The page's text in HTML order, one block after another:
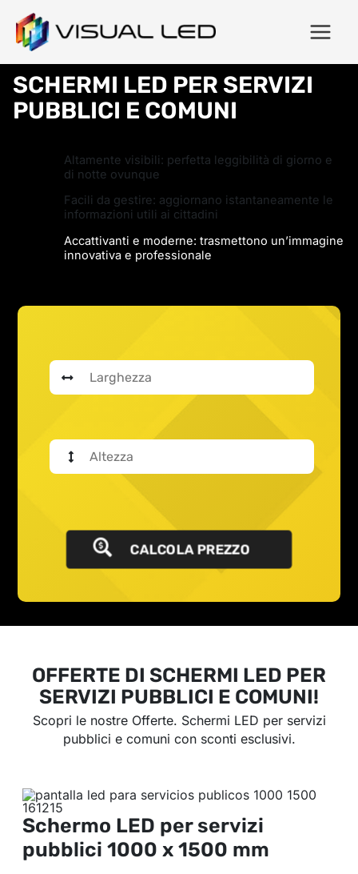
CALCOLA PREZZO
SCHERMI LED PER SERVIZI
PUBBLICI E COMUNI
Altamente visibili: perfetta leggibilità di giorno e
di notte ovunque
Facili da gestire: aggiornano istantaneamente le
informazioni utili ai cittadini
Accattivanti e moderne: trasmettono un’immagine
innovativa e professionale
OFFERTE DI SCHERMI LED PER
SERVIZI PUBBLICI E COMUNI!
Scopri le nostre Offerte. Schermi LED per servizi
pubblici e comuni con sconti esclusivi.
Schermo LED per servizi
pubblici 1000 x 1500 mm